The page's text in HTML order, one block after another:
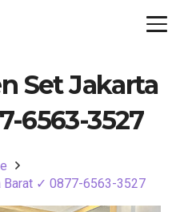
Set Jakarta
6563-3527
Barat ✓ 0877-6563-3527